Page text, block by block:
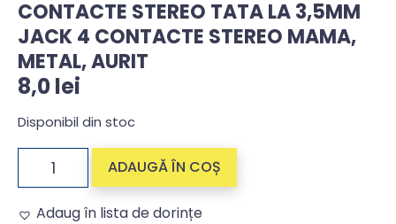
CONTACTE STEREO TATA LA 3,5MM
JACK 4 CONTACTE STEREO MAMA,
METAL, AURIT
8,0lei
Disponibil din stoc
ADAUGĂ ÎN COȘ
Adaug în lista de dorințe